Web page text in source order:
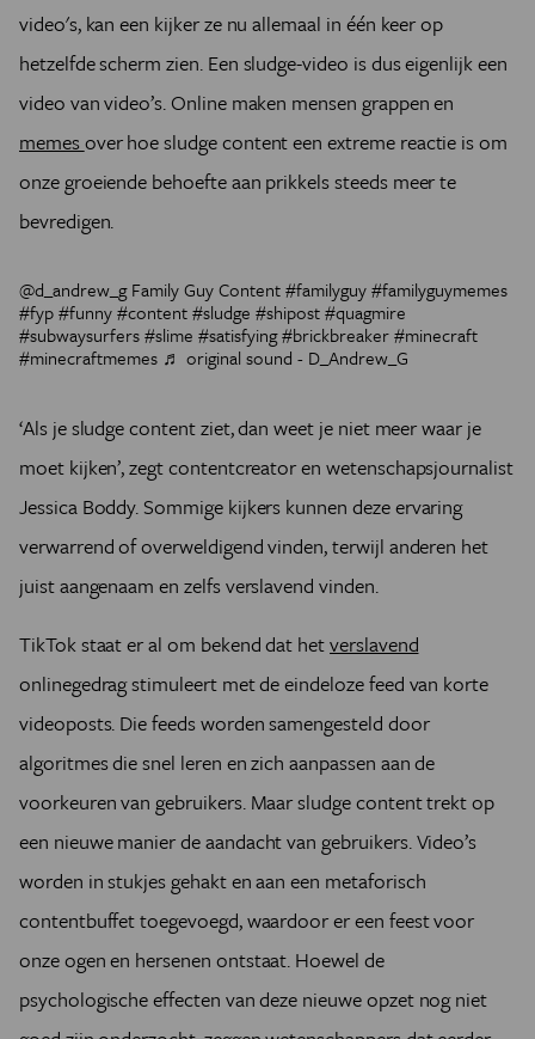
video's, kan een kijker ze nu allemaal in één keer op
hetzelfde scherm zien. Een sludge-video is dus eigenlijk een
video van video’s. Online maken mensen grappen en
memesover hoe sludge content een extreme reactie is om
onze groeiende behoefte aan prikkels steeds meer te
bevredigen.
@d_andrew_gFamily Guy Content#familyguy#familyguymemes
#fyp#funny#content#sludge #shipost#quagmire
#subwaysurfers#slime #satisfying#brickbreaker#minecraft
#minecraftmemes ♬ original sound - D_Andrew_G
‘Als je sludge content ziet, dan weet je niet meer waar je
moet kijken’, zegt contentcreator en wetenschapsjournalist
Jessica Boddy. Sommige kijkers kunnen deze ervaring
verwarrend of overweldigend vinden, terwijl anderen het
juist aangenaam en zelfs verslavend vinden.
TikTok staat er al om bekend dat hetverslavend
onlinegedrag stimuleert met de eindeloze feed van korte
videoposts. Die feeds worden samengesteld door
algoritmes die snel leren en zich aanpassen aan de
voorkeuren van gebruikers. Maar sludge content trekt op
een nieuwe manier de aandacht van gebruikers. Video’s
worden in stukjes gehakt en aan een metaforisch
contentbuffet toegevoegd, waardoor er een feest voor
onze ogen en hersenen ontstaat. Hoewel de
psychologische effecten van deze nieuwe opzet nog niet